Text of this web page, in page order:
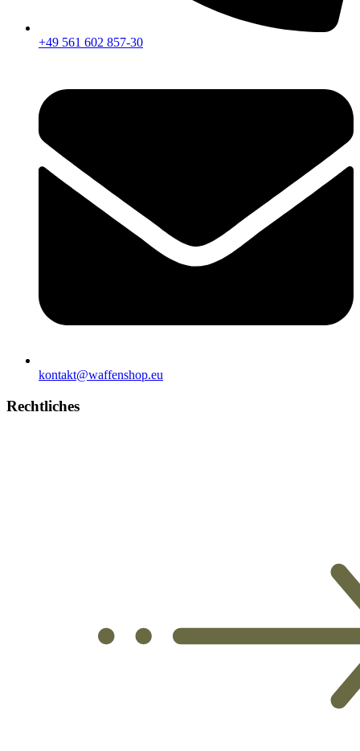
+49 561 602 857-30
kontakt@waffenshop.eu
Rechtliches